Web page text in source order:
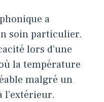
a
soin particulier.
lors d’une
la température
malgré un